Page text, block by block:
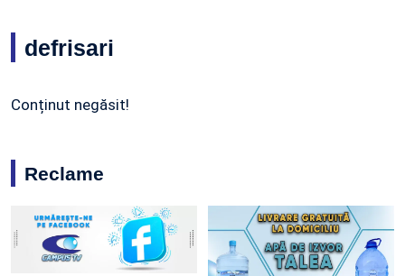
defrisari
Conținut negăsit!
Reclame